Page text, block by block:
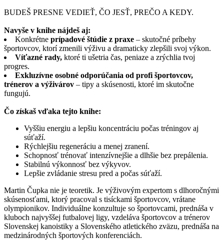
BUDEŠ PRESNE VEDIEŤ, ČO JESŤ, PREČO A KEDY.
Navyše v knihe nájdeš aj:
Konkrétne prípadové štúdie z praxe – skutočné príbehy
športovcov, ktorí zmenili výživu a dramaticky zlepšili svoj výkon.
Víťazné rady, ktoré ti ušetria čas, peniaze a zrýchlia tvoj
progres.
Exkluzívne osobné odporúčania od profi športovcov,
trénerov a výživárov – tipy a skúsenosti, ktoré im skutočne
fungujú.
Čo získaš vďaka tejto knihe:
Vyššiu energiu a lepšiu koncentráciu počas tréningov aj
súťaží.
Rýchlejšiu regeneráciu a menej zranení.
Schopnosť trénovať intenzívnejšie a dlhšie bez prepálenia.
Stabilnú výkonnosť bez výkyvov.
Lepšie zvládanie stresu pred a počas súťaží.
Martin Čupka nie je teoretik. Je výživovým expertom s dlhoročnými
skúsenosťami, ktorý pracoval s tisíckami športovcov, vrátane
olympionikov. Individuálne konzultuje so športovcami, prednáša v
kluboch najvyššej futbalovej ligy, vzdeláva športovcov a trénerov
Slovenskej kanoistiky a Slovenského atletického zväzu, prednáša na
medzinárodných športových konferenciách.